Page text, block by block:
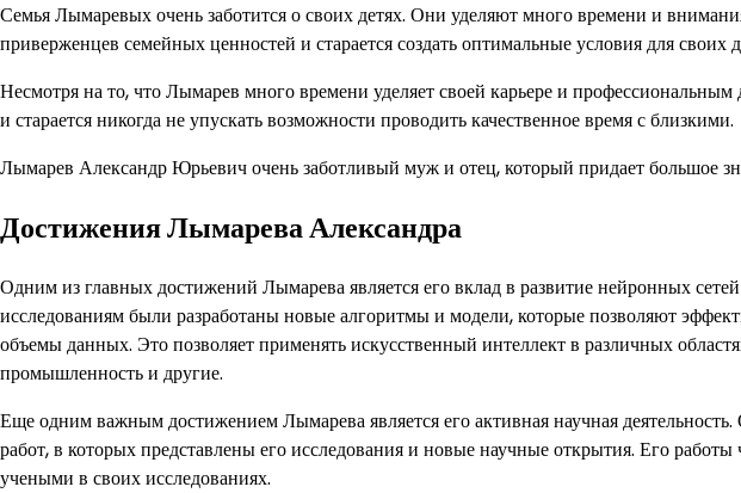
Семья Лымаревых очень заботится о своих детях. Они уделяют много времени и
приверженцев семейных ценностей и старается создать оптимальные условия для своих
Несмотря на то, что Лымарев много времени уделяет своей карьере и
и старается никогда не упускать возможности проводить качественное время с близкими.
Лымарев Александр Юрьевич очень заботливый муж и отец, который придает большое
Достижения Лымарева Александра
Одним из главных достижений Лымарева является его вклад в развитие нейронных
исследованиям были разработаны новые алгоритмы и модели, которые позволяют
объемы данных. Это позволяет применять искусственный интеллект в различных
промышленность и другие.
Еще одним важным достижением Лымарева является его активная научная
работ, в которых представлены его исследования и новые научные открытия. Его
учеными в своих исследованиях.